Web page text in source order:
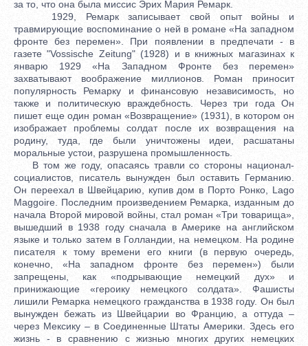
за то, что она была миссис Эрих Мария Ремарк.
1929, Ремарк записывает свой опыт войны и
травмирующие воспоминание о ней в романе «На западном
фронте без перемен». При появлении в предпечати - в
газете "Vossische Zeitung" (1928) и в книжных магазинах к
январю 1929 «На Западном Фронте без перемен»
захватывают воображение миллионов. Роман приносит
популярность Ремарку и финансовую независимость, но
также и политическую враждебность. Через три года Он
пишет еще один роман «Возвращение» (1931), в котором он
изображает проблемы солдат после их возвращения на
родину, туда, где были уничтожены идеи, расшатаны
моральные устои, разрушена промышленность.
В том же году, опасаясь травли со стороны национал-
социалистов, писатель вынужден был оставить Германию.
Он переехал в Швейцарию, купив дом в Порто Ронко, Lago
Maggoire. Последним произведением Ремарка, изданным до
начала Второй мировой войны, стал роман «Три товарища»,
вышедший в 1938 году сначала в Америке на английском
языке и только затем в Голландии, на немецком. На родине
писателя к тому времени его книги (в первую очередь,
конечно, «На западном фронте без перемен») были
запрещены, как «подрывающие немецкий дух» и
принижающие «героику немецкого солдата». Фашисты
лишили Ремарка немецкого гражданства в 1938 году. Он был
вынужден бежать из Швейцарии во Францию, а оттуда –
через Мексику – в Соединенные Штаты Америки. Здесь его
жизнь - в сравнению с жизнью многих других немецких